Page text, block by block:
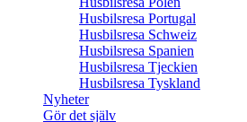
Husbilsresa Portugal
Husbilsresa Schweiz
Husbilsresa Spanien
Husbilsresa Tjeckien
Husbilsresa Tyskland
Nyheter
Gör det själv